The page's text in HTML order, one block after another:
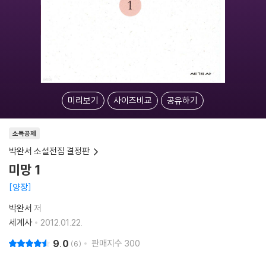
미리보기 사이즈비교 공유하기
소득공제
박완서 소설전집 결정판
미망 1
양장
박완서 저
세계사
2012.01.22.
9.0 6 판매지수 300